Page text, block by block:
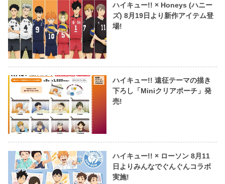
ハイキュー!! × Honeys (ハニー
ズ) 8月19日より新作アイテム登
場!
ハイキュー!! 遠征テーマの描き
下ろし「Miniクリアポーチ」発
売!
ハイキュー!! × ローソン 8月11
日よりみんなでぐんぐんコラボ
実施!